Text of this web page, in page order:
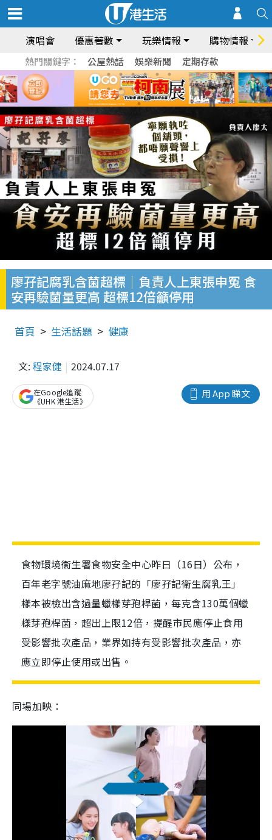
演唱會 優惠著數 玩樂情報 購物情報
熱門關鍵字： 公屋熱話 娛樂新聞 定期存款
廖孖記腐乳含菌超標｜負責人上東張申冤 食
安再驗菌量更高 超標12倍籲停用
首頁 生活話題 健康
文: 程家健 2024.07.17
用 App 睇文
在Google追蹤
《UHK 港生活》
食物環境衞生署食物安全中心昨日（16日）公布，
百年老字號油麻地廖孖記的「廖孖記衛生腐乳王」
樣本被檢出含過量蠟樣芽孢桿菌，每克含130萬個蠟
樣芽孢桿菌，超出上限12倍，提醒市民應停止食用
受影響批次產品，業界如持有受影響批次產品，亦
應立即停止使用或出售。
同場加映：